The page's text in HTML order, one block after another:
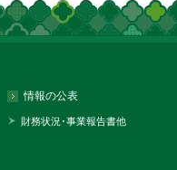
情報の公表
財務状況･事業報告書他